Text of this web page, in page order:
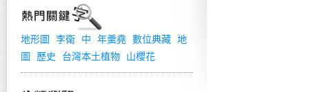
地形圖 李衛 中 年羹堯 數位典藏 地
圖
歷史 台灣本土植物 山櫻花